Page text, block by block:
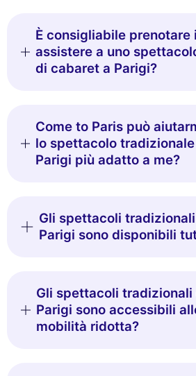
È consigliabile
assistere a uno
di cabaret a Parigi?
Come to Paris può
lo spettacolo
Parigi più adatto a me?
Gli spettacoli
Parigi sono disponibili
Gli spettacoli tradizionali
Parigi sono accessibili
mobilità ridotta?